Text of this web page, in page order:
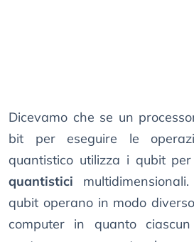
Dicevamo che se un
bit per eseguire le
quantistico utilizza i qubit per
quantistici
qubit operano in modo
computer in quanto